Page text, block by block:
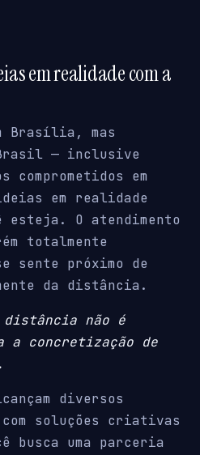
em realidade com a
Brasília, mas
— inclusive
comprometidos em
em realidade
esteja. O atendimento
totalmente
sente próximo de
da distância.
distância não é
a concretização de
diversos
soluções criativas
busca uma parceria